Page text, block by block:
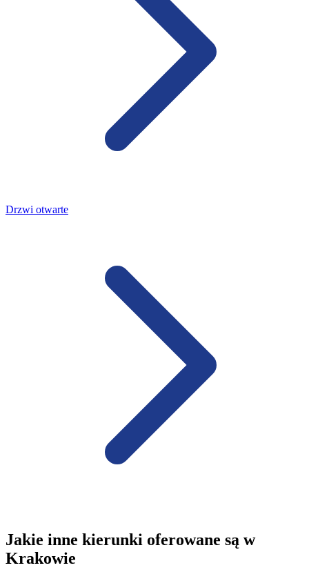
Drzwi otwarte
Jakie inne kierunki oferowane są w
Krakowie